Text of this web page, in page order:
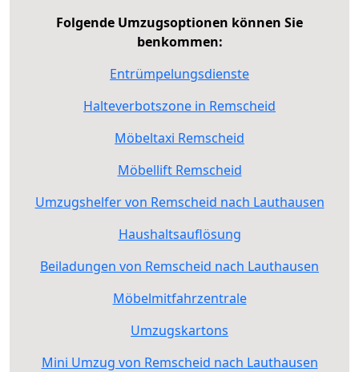
Folgende Umzugsoptionen können Sie
benkommen:
Entrümpelungsdienste
Halteverbotszone in Remscheid
Möbeltaxi Remscheid
Möbellift Remscheid
Umzugshelfer von Remscheid nach Lauthausen
Haushaltsauflösung
Beiladungen von Remscheid nach Lauthausen
Möbelmitfahrzentrale
Umzugskartons
Mini Umzug von Remscheid nach Lauthausen